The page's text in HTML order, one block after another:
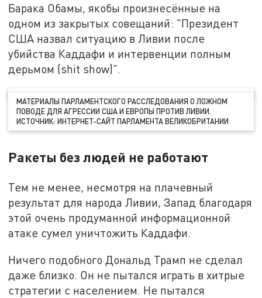
Барака Обамы, якобы произнесённые на
одном из закрытых совещаний: "Президент
США назвал ситуацию в Ливии после
убийства Каддафи и интервенции полным
дерьмом (shit show)".
МАТЕРИАЛЫ ПАРЛАМЕНТСКОГО РАССЛЕДОВАНИЯ О ЛОЖНОМ
ПОВОДЕ ДЛЯ АГРЕССИИ США И ЕВРОПЫ ПРОТИВ ЛИВИИ.
ИСТОЧНИК: ИНТЕРНЕТ-САЙТ ПАРЛАМЕНТА ВЕЛИКОБРИТАНИИ
Ракеты без людей не работают
Тем не менее, несмотря на плачевный
результат для народа Ливии, Запад благодаря
этой очень продуманной информационной
атаке сумел уничтожить Каддафи.
Ничего подобного Дональд Трамп не сделал
даже близко. Он не пытался играть в хитрые
стратегии с населением. Не пытался